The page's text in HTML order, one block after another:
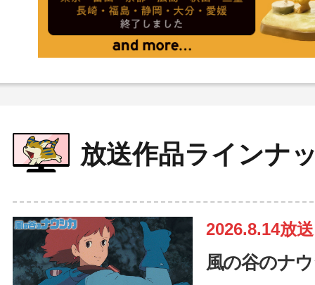
放送作品ラインナ
2026.8.14放送
風の谷のナ